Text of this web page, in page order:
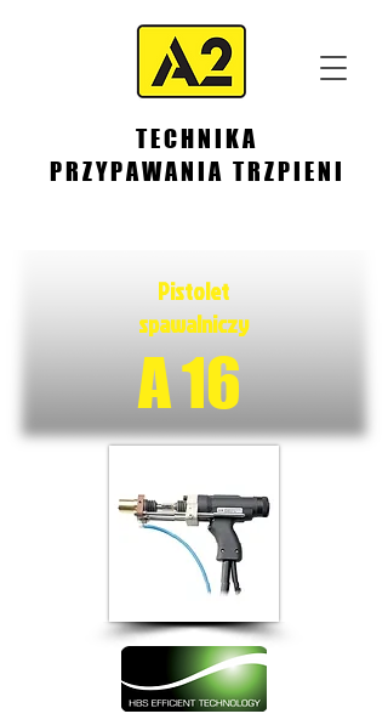
TECHNIKA
PRZYPAWANIA TRZPIENI
Pistolet
spawalniczy
A 16